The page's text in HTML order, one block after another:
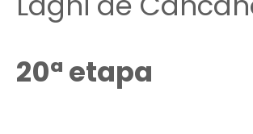
20ª etapa